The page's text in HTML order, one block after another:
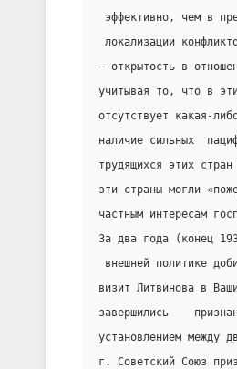
эффективно, чем в
локализации
— открытость в
учитывая то, что в
отсутствует какая-
наличие сильных
трудящихся этих
эти страны могли
частным интересам
За два года (конец
внешней политике
визит Литвинова в
завершились
установлением между
г. Советский Союз